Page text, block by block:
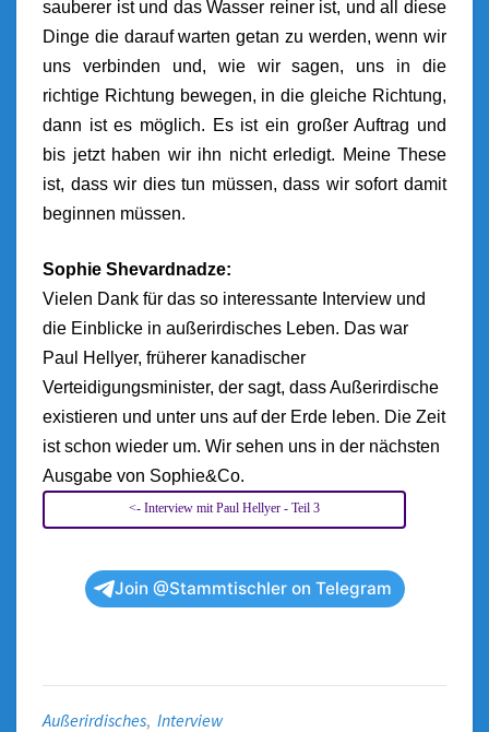
sauberer ist und das Wasser reiner ist, und all diese
Dinge die darauf warten getan zu werden, wenn wir
uns verbinden und, wie wir sagen, uns in die
richtige Richtung bewegen, in die gleiche Richtung,
dann ist es möglich. Es ist ein großer Auftrag und
bis jetzt haben wir ihn nicht erledigt. Meine These
ist, dass wir dies tun müssen, dass wir sofort damit
beginnen müssen.
Sophie Shevardnadze:
Vielen Dank für das so interessante Interview und
die Einblicke in außerirdisches Leben. Das war
Paul Hellyer, früherer kanadischer
Verteidigungsminister, der sagt, dass Außerirdische
existieren und unter uns auf der Erde leben. Die Zeit
ist schon wieder um. Wir sehen uns in der nächsten
Ausgabe von Sophie&Co.
<- Interview mit Paul Hellyer - Teil 3
Join @Stammtischler on Telegram
Außerirdisches, Interview